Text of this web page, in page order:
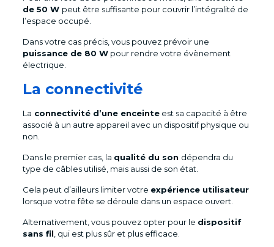
de 50 W peut être suffisante pour couvrir l’intégralité de
l’espace occupé.
Dans votre cas précis, vous pouvez prévoir une
puissance de 80 Wpour rendre votre évènement
électrique.
La connectivité
La connectivité d’une enceinteest sa capacité à être
associé à un autre appareil avec un dispositif physique ou
non.
Dans le premier cas, la qualité du son dépendra du
type de câbles utilisé, mais aussi de son état.
Cela peut d’ailleurs limiter votre expérience utilisateur
lorsque votre fête se déroule dans un espace ouvert.
Alternativement, vous pouvez opter pour le dispositif
sans fil , qui est plus sûr et plus efficace.